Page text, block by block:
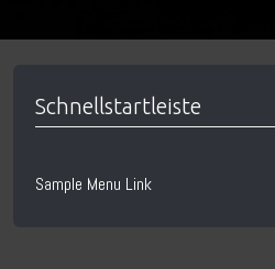
Schnellstartleiste
Sample Menu Link